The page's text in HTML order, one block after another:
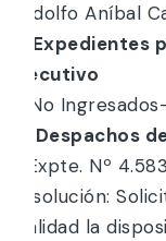
Rodolfo Aníbal
f) Expedientes
Ejecutivo
– No
g) Despachos
1. Expte. Nº
Resolución:
Vialidad la